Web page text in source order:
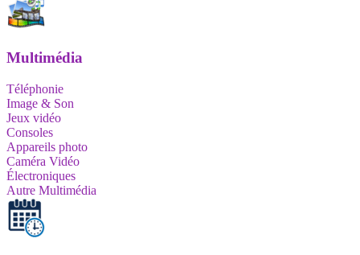
Multimédia
Téléphonie
Image & Son
Jeux vidéo
Consoles
Appareils photo
Caméra Vidéo
Électroniques
Autre Multimédia